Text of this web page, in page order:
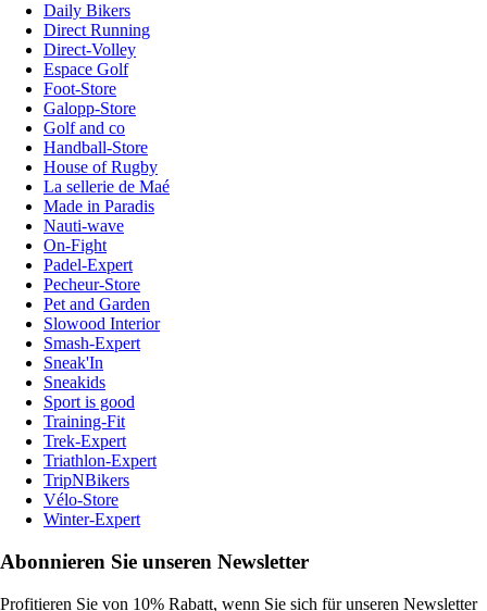
Daily Bikers
Direct Running
Direct-Volley
Espace Golf
Foot-Store
Galopp-Store
Golf and co
Handball-Store
House of Rugby
La sellerie de Maé
Made in Paradis
Nauti-wave
On-Fight
Padel-Expert
Pecheur-Store
Pet and Garden
Slowood Interior
Smash-Expert
Sneak'In
Sneakids
Sport is good
Training-Fit
Trek-Expert
Triathlon-Expert
TripNBikers
Vélo-Store
Winter-Expert
Abonnieren Sie unseren Newsletter
Profitieren Sie von 10% Rabatt, wenn Sie sich für unseren Newsletter